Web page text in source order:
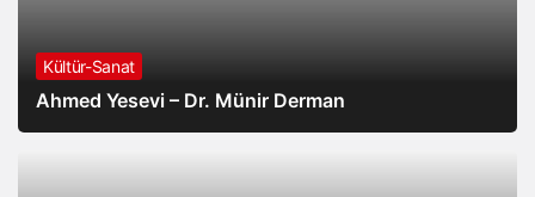
Kültür-Sanat
Ahmed Yesevi – Dr. Münir Derman